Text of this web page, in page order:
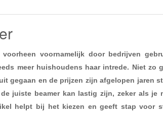
voornamelijk door bedrijven
meer huishoudens haar intrede. Niet zo
gegaan en de prijzen zijn afgelopen jaren
juiste beamer kan lastig zijn, zeker als je
helpt bij het kiezen en geeft stap voor